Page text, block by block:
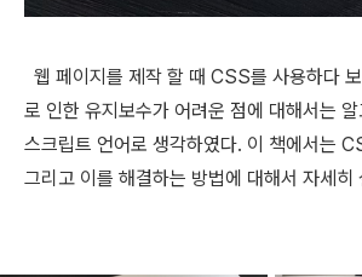
웹 페이지를 제작 할 때 CSS를 사용하다
로 인한 유지보수가 어려운 점에 대해서는
스크립트 언어로 생각하였다. 이 책에서는
그리고 이를 해결하는 방법에 대해서 자세히